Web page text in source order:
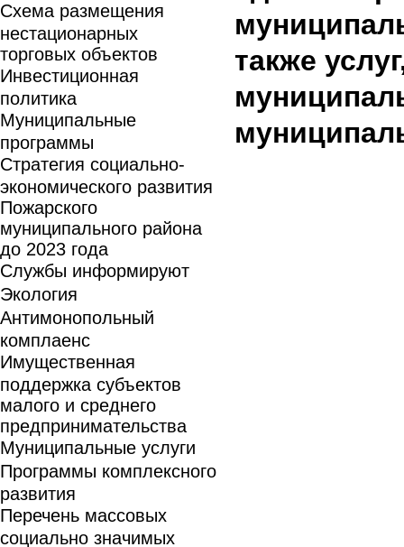
Схема размещения
нестационарных
торговых объектов
Инвестиционная
политика
Муниципальные
программы
Стратегия социально-
экономического развития
Пожарского
муниципального района
до 2023 года
Службы информируют
Экология
Антимонопольный
комплаенс
Имущественная
поддержка субъектов
малого и среднего
предпринимательства
Муниципальные услуги
Программы комплексного
развития
Перечень массовых
социально значимых
также